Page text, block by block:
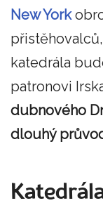
New York
katedrála
patronovi
dubnového
dlouhý